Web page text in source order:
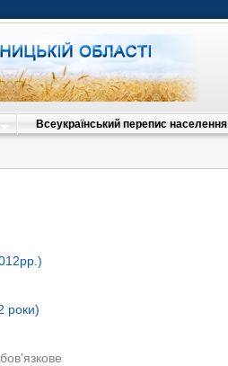
Всеукраїнський перепис населення
роки)